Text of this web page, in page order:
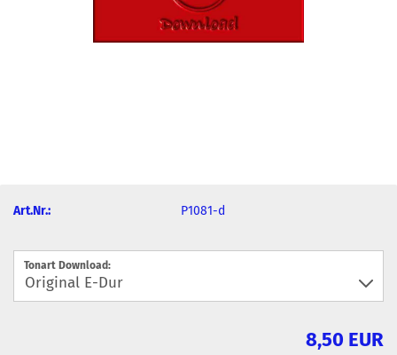
Art.Nr.: P1081-d
Tonart Download:
8,50 EUR